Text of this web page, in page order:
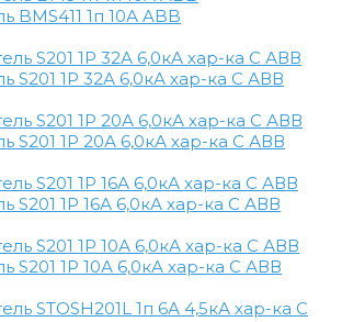
BMS411 1п 10А ABB
S201 1Р 32А 6,0кА хар-ка С АВВ
S201 1Р 20А 6,0кА хар-ка С АВВ
S201 1Р 16А 6,0кА хар-ка С АВВ
S201 1Р 10А 6,0кА хар-ка С АВВ